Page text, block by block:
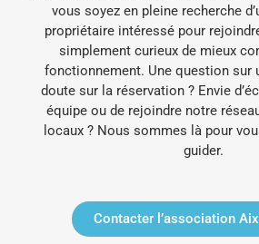
vous soyez en pleine recherche
propriétaire intéressé pour
simplement curieux de mieux
fonctionnement. Une question sur
doute sur la réservation ? Envie
équipe ou de rejoindre notre
locaux ? Nous sommes là pour
guider.
Contacter l’association